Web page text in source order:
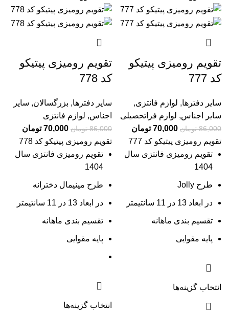
تقویم رومیزی پیتیکو
کد 777
سایر دفترها, لوازم فانتزی,
سایر اجناس, لوازم فراتحصیلی
86,000 تومان 70,000 تومان
تقویم رومیزی پیتیکو کد 777
تقویم رومیزی فانتزی سال
1404
طرح Jolly
در ابعاد 13 در 11 سانتیمتر
تقسیم بندی ماهانه
پایه مقوایی
انتخاب گزینه‌ها
تقویم رومیزی پیتیکو
کد 778
سایر دفترها, بزرگسالان, سایر
اجناس, لوازم فانتزی
86,000 تومان 70,000 تومان
تقویم رومیزی پیتیکو کد 778
تقویم رومیزی فانتزی سال
1404
طرح مینیمال دخترانه
در ابعاد 13 در 11 سانتیمتر
تقسیم بندی ماهانه
پایه مقوایی
انتخاب گزینه‌ها